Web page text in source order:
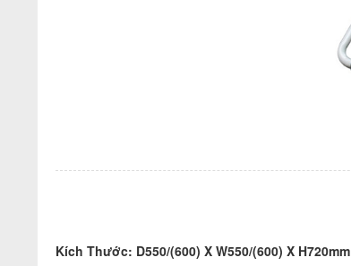
Kích Thước: D550/(600) X W550/(600) X H720mm